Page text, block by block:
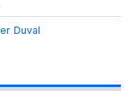
Duval